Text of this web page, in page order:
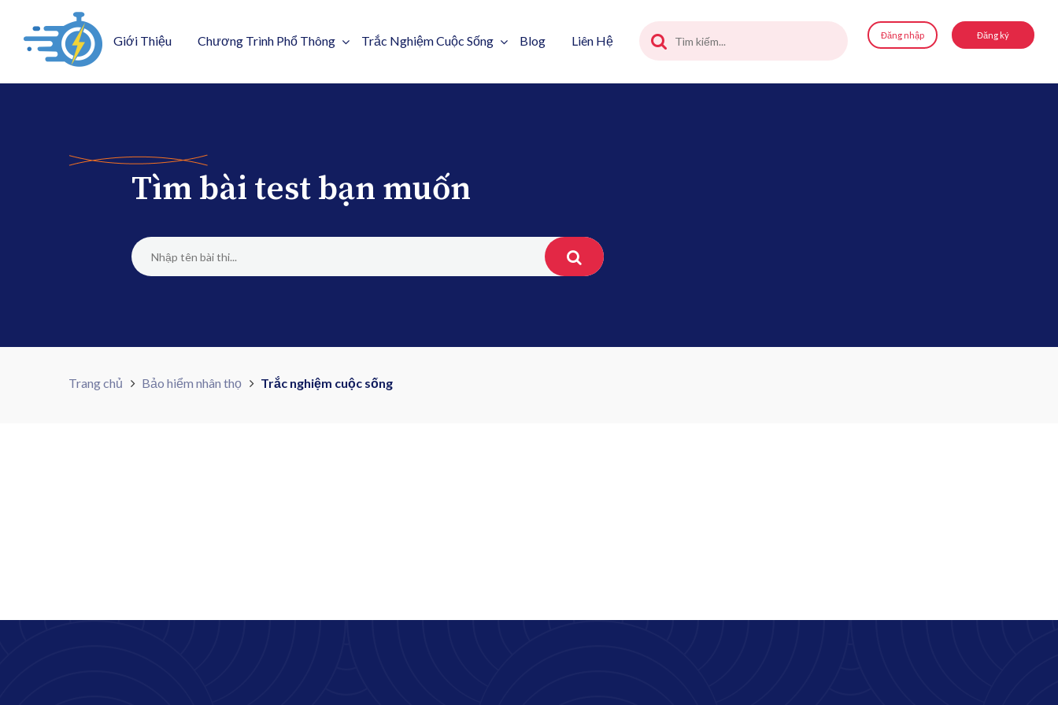
Giới Thiệu Chương Trình Phổ Thông Trắc Nghiệm Cuộc Sống Blog Liên Hệ Đăng nhập Đăng ký
Tìm bài test bạn muốn
Trang chủ Bảo hiểm nhân thọ Trắc nghiệm cuộc sống